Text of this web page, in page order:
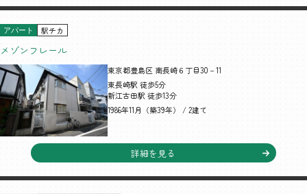
アパート 駅チカ
メゾンフレール
東京都豊島区 南長崎６丁目30－11
東長崎駅 徒歩5分
新江古田駅 徒歩13分
1986年11月（築39年） / 2建て
詳細を見る